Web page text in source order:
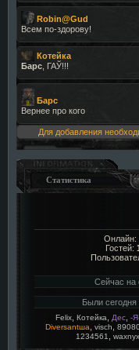
Для добавления
Статистика
Онлайн:
Гостей:
Сейчас на
Были сегодня
Felix, Котейка Дес, -
Diversantша visch
1234561 waxnyx